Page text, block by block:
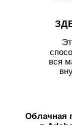
вся
Облачная